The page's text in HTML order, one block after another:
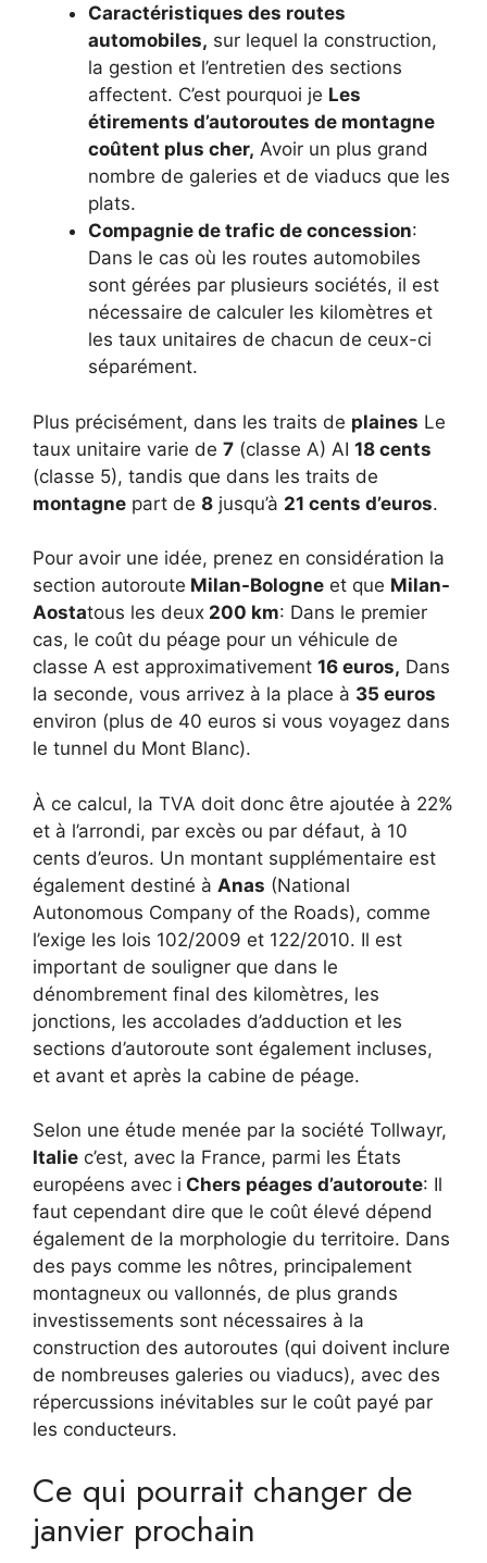
Caractéristiques des routes
automobiles, sur lequel la construction,
la gestion et l’entretien des sections
affectent. C’est pourquoi je Les
étirements d’autoroutes de montagne
coûtent plus cher, Avoir un plus grand
nombre de galeries et de viaducs que les
plats.
Compagnie de trafic de concession:
Dans le cas où les routes automobiles
sont gérées par plusieurs sociétés, il est
nécessaire de calculer les kilomètres et
les taux unitaires de chacun de ceux-ci
séparément.
Plus précisément, dans les traits de plaines Le
taux unitaire varie de 7 (classe A) AI 18 cents
(classe 5), tandis que dans les traits de
montagne part de 8 jusqu’à 21 cents d’euros.
Pour avoir une idée, prenez en considération la
section autoroute Milan-Bologne et que Milan-
Aostatous les deux 200 km: Dans le premier
cas, le coût du péage pour un véhicule de
classe A est approximativement 16 euros, Dans
la seconde, vous arrivez à la place à 35 euros
environ (plus de 40 euros si vous voyagez dans
le tunnel du Mont Blanc).
À ce calcul, la TVA doit donc être ajoutée à 22%
et à l’arrondi, par excès ou par défaut, à 10
cents d’euros. Un montant supplémentaire est
également destiné à Anas (National
Autonomous Company of the Roads), comme
l’exige les lois 102/2009 et 122/2010. Il est
important de souligner que dans le
dénombrement final des kilomètres, les
jonctions, les accolades d’adduction et les
sections d’autoroute sont également incluses,
et avant et après la cabine de péage.
Selon une étude menée par la société Tollwayr,
Italie c’est, avec la France, parmi les États
européens avec i Chers péages d’autoroute: Il
faut cependant dire que le coût élevé dépend
également de la morphologie du territoire. Dans
des pays comme les nôtres, principalement
montagneux ou vallonnés, de plus grands
investissements sont nécessaires à la
construction des autoroutes (qui doivent inclure
de nombreuses galeries ou viaducs), avec des
répercussions inévitables sur le coût payé par
les conducteurs.
Ce qui pourrait changer de
janvier prochain